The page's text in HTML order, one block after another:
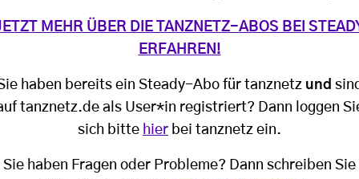
MEHR ÜBER DIE TANZNETZ-ABOS BEI
ERFAHREN!
haben bereits ein Steady-Abo für tanznetz und
tanznetz.de als User*in registriert? Dann loggen
sich bitte hier bei tanznetz ein.
Sie haben Fragen oder Probleme? Dann schreiben Sie